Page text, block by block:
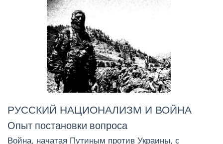
РУССКИЙ НАЦИОНАЛИЗМ И ВОЙНА
Опыт постановки вопроса
Война, начатая Путиным против Украины, с